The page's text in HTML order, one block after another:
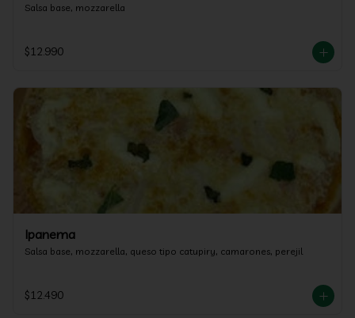
Salsa base, mozzarella
$12.990
Ipanema
Salsa base, mozzarella, queso tipo catupiry, camarones, perejil
$12.490